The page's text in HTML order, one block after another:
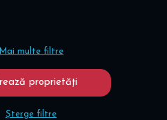
Mai multe filtre
Șterge filtre